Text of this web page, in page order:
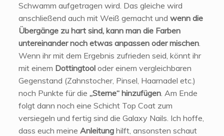
Schwamm aufgetragen wird. Das gleiche wird
anschließend auch mit Weiß gemacht und wenn die
Übergänge zu hart sind, kann man die Farben
untereinander noch etwas anpassen oder mischen.
Wenn ihr mit dem Ergebnis zufrieden seid, könnt ihr
mit einem Dottingtooloder einem vergleichbaren
Gegenstand (Zahnstocher, Pinsel, Haarnadel etc.)
noch Punkte für die „Sterne“ hinzufügen. Am Ende
folgt dann noch eine Schicht Top Coat zum
versiegeln und fertig sind die Galaxy Nails. Ich hoffe,
dass euch meine Anleitunghilft, ansonsten schaut